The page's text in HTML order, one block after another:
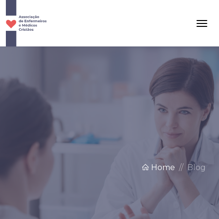
Home Blog